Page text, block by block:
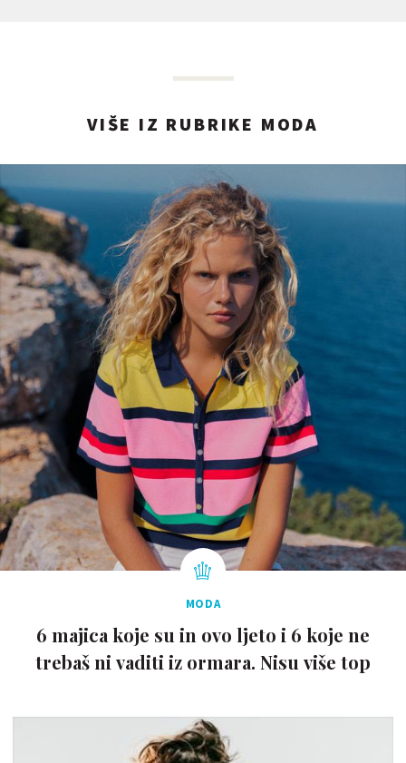
VIŠE IZ RUBRIKE MODA
MODA
6 majica koje su in ovo ljeto i 6 koje ne
trebaš ni vaditi iz ormara. Nisu više top